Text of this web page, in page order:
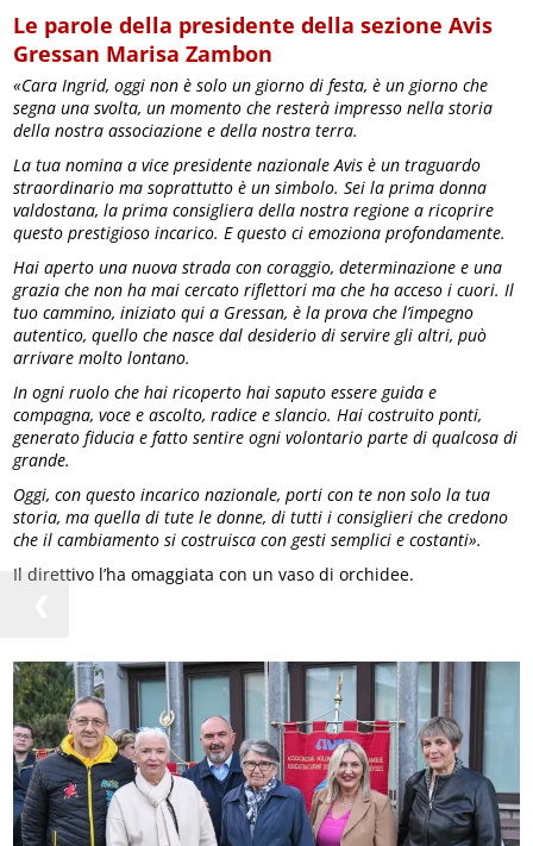
Le parole della presidente della sezione Avis
Gressan Marisa Zambon
«Cara Ingrid, oggi non è solo un giorno di festa, è un giorno che
segna una svolta, un momento che resterà impresso nella storia
della nostra associazione e della nostra terra.
La tua nomina a vice presidente nazionale Avis è un traguardo
straordinario ma soprattutto è un simbolo. Sei la prima donna
valdostana, la prima consigliera della nostra regione a ricoprire
questo prestigioso incarico. E questo ci emoziona profondamente.
Hai aperto una nuova strada con coraggio, determinazione e una
grazia che non ha mai cercato riflettori ma che ha acceso i cuori. Il
tuo cammino, iniziato qui a Gressan, è la prova che l’impegno
autentico, quello che nasce dal desiderio di servire gli altri, può
arrivare molto lontano.
In ogni ruolo che hai ricoperto hai saputo essere guida e
compagna, voce e ascolto, radice e slancio. Hai costruito ponti,
generato fiducia e fatto sentire ogni volontario parte di qualcosa di
grande.
Oggi, con questo incarico nazionale, porti con te non solo la tua
storia, ma quella di tute le donne, di tutti i consiglieri che credono
che il cambiamento si costruisca con gesti semplici e costanti».
Il direttivo l’ha omaggiata con un vaso di orchidee.